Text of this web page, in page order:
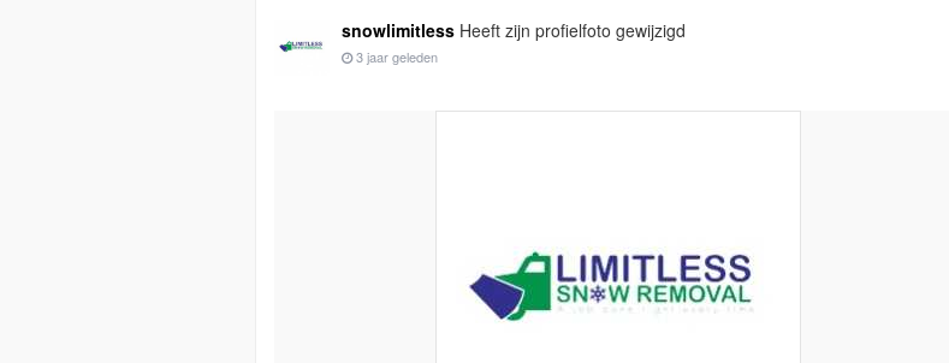
snowlimitless Heeft zijn profielfoto gewijzigd
3 jaar geleden